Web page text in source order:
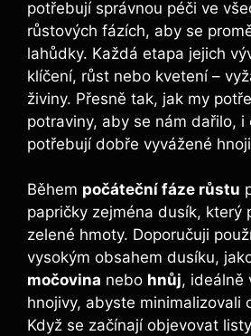
potřebují ‌správnou péči ve
růstových fázích,‍ aby se‌
lahůdky. Každá etapa jejich
klíčení, růst nebo kvetení –
živiny. ⁤Přesně tak, jak my⁤
potraviny, aby se nám ⁣dařilo,⁢ i
potřebují dobře vyvážené
Během počáteční fáze růstu
papričky zejména ‌dusík, který
zelené hmoty. Doporučuji​
vysokým obsahem ⁤dusíku,
močovina nebo hnůj, ideálně
hnojivy, abyste minimalizovali
Když se začínají⁣ objevovat